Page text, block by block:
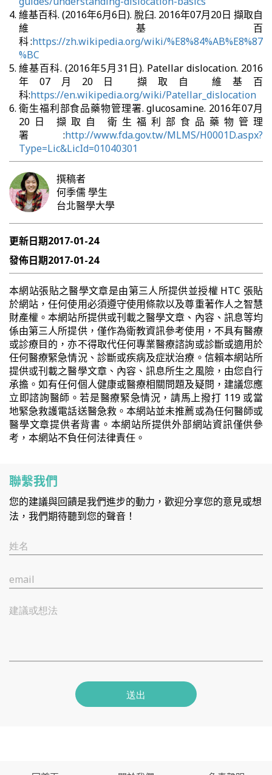
維基百科. (2016年6月6日). 脫臼. 2016年07月20日 擷取自
維基百
科:https://zh.wikipedia.org/wiki/%E8%84%AB%E8%87
%BC
維基百科. (2016年5月31日). Patellar dislocation. 2016
年07月20日 擷取自 維基百
科:https://en.wikipedia.org/wiki/Patellar_dislocation
衛生福利部食品藥物管理署. glucosamine. 2016年07月
20日 擷取自 衛生福利部食品藥物管理
署:http://www.fda.gov.tw/MLMS/H0001D.aspx?
Type=Lic&LicId=01040301
撰稿者
何季儒學生
台北醫學大學
更新日期2017-01-24
發佈日期2017-01-24
本網站張貼之醫學文章是由第三人所提供並授權 HTC 張貼
於網站，任何使用必須遵守使用條款以及尊重著作人之智慧
財產權。本網站所提供或刊載之醫學文章、內容、訊息等均
係由第三人所提供，僅作為衛教資訊參考使用，不具有醫療
或診療目的，亦不得取代任何專業醫療諮詢或診斷或適用於
任何醫療緊急情況、診斷或疾病及症狀治療。信賴本網站所
提供或刊載之醫學文章、內容、訊息所生之風險，由您自行
承擔。如有任何個人健康或醫療相關問題及疑問，建議您應
立即諮詢醫師。若是醫療緊急情況，請馬上撥打 119 或當
地緊急救護電話送醫急救。本網站並未推薦或為任何醫師或
醫學文章提供者背書。本網站所提供外部網站資訊僅供參
考，本網站不負任何法律責任。
聯繫我們
您的建議與回饋是我們進步的動力，歡迎分享您的意見或想
法，我們期待聽到您的聲音！
姓名
email
建議或想法
送出